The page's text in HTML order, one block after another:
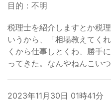
目的：不明
税理士を紹介しますとか税
いうから、「相場教えてく
くから仕事しとくわ、勝手
ってきた。なんやねんこいつ
2023年11月30日 01時41分